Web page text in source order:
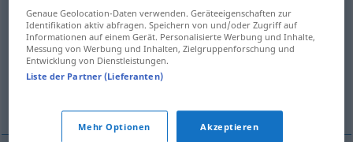
unbesorgt [ˈʊnbəˌzɔrkt; ˌʊnbeˈzɔrkt]adv
Übersicht aller Übersetzungen
(Für mehr Details die Übersetzung anklicken/antippen)
Genaue Geolocation-Daten verwenden. Geräteeigenschaften zur
Identifikation aktiv abfragen. Speichern von und/oder Zugriff auf
Informationen auf einem Gerät. Personalisierte Werbung und Inhalte,
Messung von Werbung und Inhalten, Zielgruppenforschung und
Entwicklung von Dienstleistungen.
Liste der Partner (Lieferanten)
Mehr Optionen Akzeptieren